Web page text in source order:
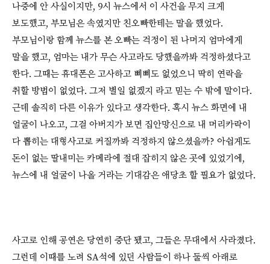
나중에 안 사실이지만, 9시 뉴스에서 이 사건을 무지 크게
보도했고, 부모님은 속였지만 친오빠한테는 말을 했었다.
부모님이랑 함께 뉴스를 본 오빠는 걱정이 된 나머지 엄마에게
말을 했고, 엄마는 내가 무슨 사고라도 당했을까봐 걱정하셨다고
한다. 그때는 휴대폰은 고사하고 삐삐도 없었으니 딱히 연락을
취할 방법이 없었다. 그저 별일 없겠지 라고 믿는 수 밖에 말이다.
근데 솔직히 다른 이유가 있다고 생각한다. 혹시 뉴스 화면에 내
얼굴이 나오고, 그걸 아버지가 보면 집안망신으로 내 머리카락이
다 뽑히는 대형사고로 커질까봐 걱정하지 않으셨을까? 아쉽게도
돈이 없는 딸내미는 카메라에 절대 잡히지 않은 곳에 있었기에,
뉴스에 내 얼굴이 나올 거라는 기대감은 애당초 할 필요가 없었다.
사고로 인해 공연은 당연히 중단 됐고, 그들은 무대에서 사라졌다.
그런데 이때를 노려 SA석에 있던 사람들이 하나 둘씩 아래로